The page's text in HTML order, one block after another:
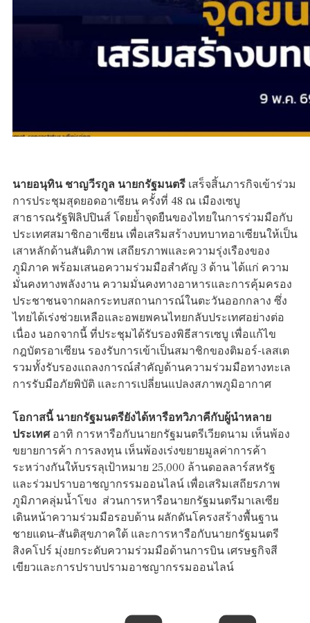
นายอนุทิน ชาญวีรกูล นายกรัฐมนตรี เสร็จสิ้นภารกิจเข้าร่วม
การประชุมสุดยอดอาเซียน ครั้งที่ 48 ณ เมืองเซบู
สาธารณรัฐฟิลิปปินส์ โดยย้ำจุดยืนของไทยในการร่วมมือกับ
ประเทศสมาชิกอาเซียน เพื่อเสริมสร้างบทบาทอาเซียนให้เป็น
เสาหลักด้านสันติภาพ เสถียรภาพและความรุ่งเรืองของ
ภูมิภาค พร้อมเสนอความร่วมมือสำคัญ 3 ด้าน ได้แก่ ความ
มั่นคงทางพลังงาน ความมั่นคงทางอาหารและการคุ้มครอง
ประชาชนจากผลกระทบสถานการณ์ในตะวันออกกลาง ซึ่ง
ไทยได้เร่งช่วยเหลือและอพยพคนไทยกลับประเทศอย่างต่อ
เนื่อง นอกจากนี้ ที่ประชุมได้รับรองพิธีสารเซบู เพื่อแก้ไข
กฎบัตรอาเซียน รองรับการเข้าเป็นสมาชิกของติมอร์-เลสเต
รวมทั้งรับรองแถลงการณ์สำคัญด้านความร่วมมือทางทะเล
การรับมือภัยพิบัติ และการเปลี่ยนแปลงสภาพภูมิอากาศ
โอกาสนี้ นายกรัฐมนตรียังได้หารือทวิภาคีกับผู้นำหลาย
ประเทศอาทิ การหารือกับนายกรัฐมนตรีเวียดนาม เห็นพ้อง
ขยายการค้า การลงทุน เห็นพ้องเร่งขยายมูลค่าการค้า
ระหว่างกันให้บรรลุเป้าหมาย 25,000 ล้านดอลลาร์สหรัฐ
และร่วมปราบอาชญากรรมออนไลน์ เพื่อเสริมเสถียรภาพ
ภูมิภาคลุ่มน้ำโขง ส่วนการหารือนายกรัฐมนตรีมาเลเซีย
เดินหน้าความร่วมมือรอบด้าน ผลักดันโครงสร้างพื้นฐาน
ชายแดน–สันติสุขภาคใต้ และการหารือกับนายกรัฐมนตรี
สิงคโปร์ มุ่งยกระดับความร่วมมือด้านการบิน เศรษฐกิจสี
เขียวและการปราบปรามอาชญากรรมออนไลน์